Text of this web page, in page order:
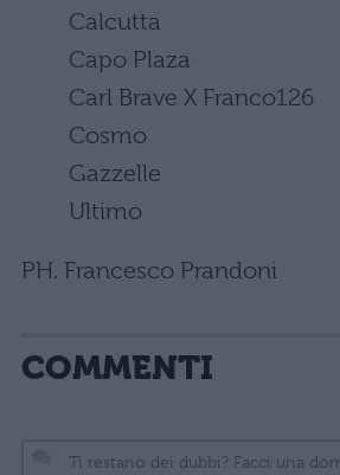
Calcutta
Capo Plaza
Carl Brave X Franco126
Cosmo
Gazzelle
Ultimo
PH. Francesco Prandoni
COMMENTI